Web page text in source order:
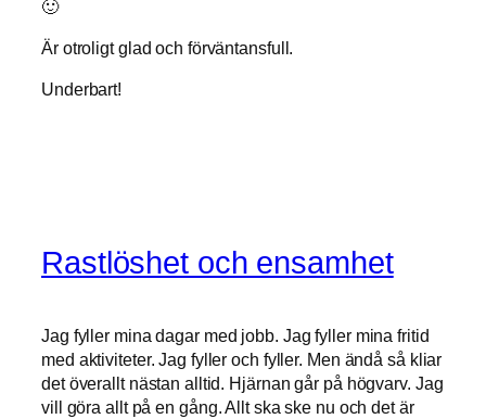
🙂
Är otroligt glad och förväntansfull.
Underbart!
Rastlöshet och ensamhet
Jag fyller mina dagar med jobb. Jag fyller mina fritid
med aktiviteter. Jag fyller och fyller. Men ändå så kliar
det överallt nästan alltid. Hjärnan går på högvarv. Jag
vill göra allt på en gång. Allt ska ske nu och det är